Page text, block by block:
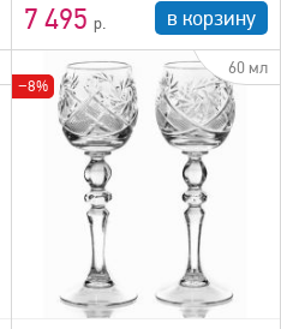
7 495 в корзину
−8%
60 мл